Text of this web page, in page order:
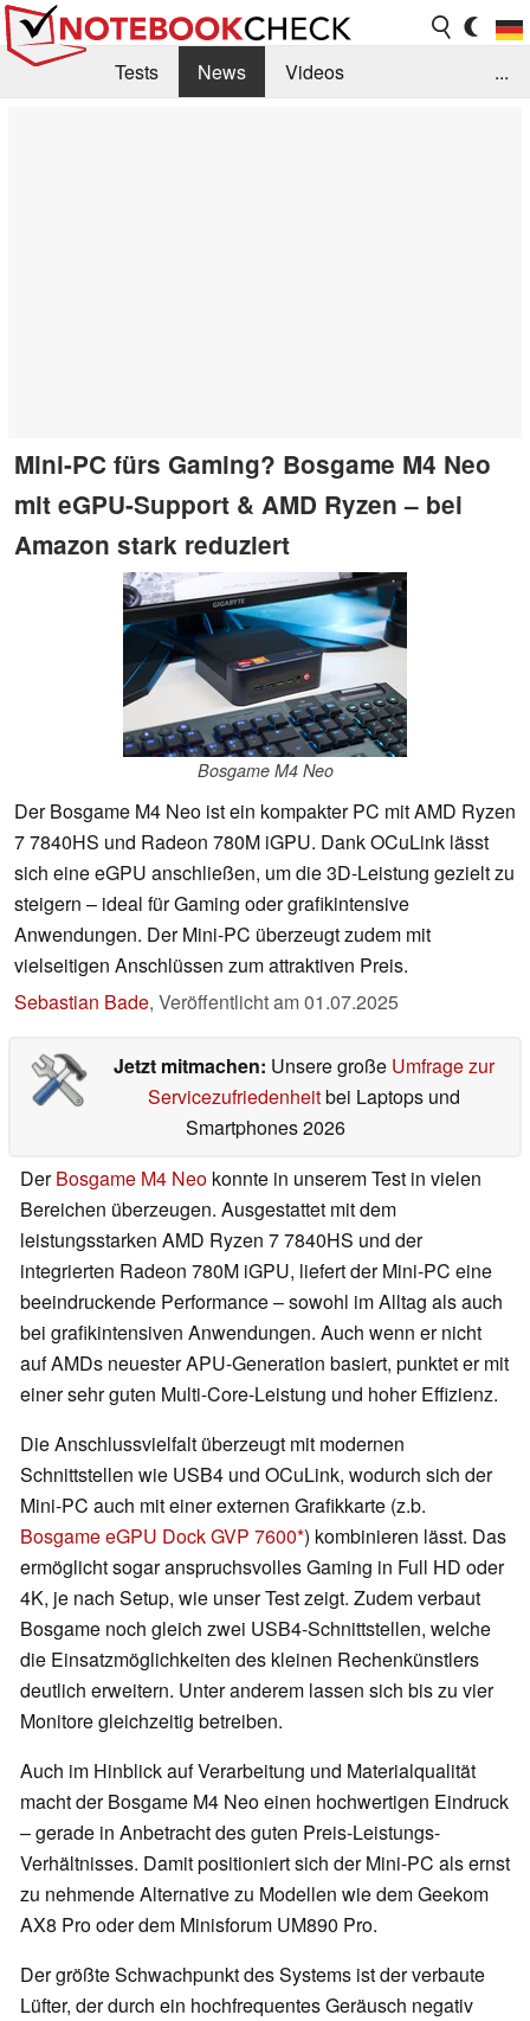
Tests News
Videos
...
Mini-PC fürs Gaming? Bosgame M4 Neo
mit eGPU-Support & AMD Ryzen – bei
Amazon stark reduziert
Bosgame M4 Neo
Der Bosgame M4 Neo ist ein kompakter PC mit AMD Ryzen
7 7840HS und Radeon 780M iGPU. Dank OCuLink lässt
sich eine eGPU anschließen, um die 3D-Leistung gezielt zu
steigern – ideal für Gaming oder grafikintensive
Anwendungen. Der Mini-PC überzeugt zudem mit
vielseitigen Anschlüssen zum attraktiven Preis.
Sebastian Bade, Veröffentlicht am01.07.2025
Jetzt mitmachen: Unsere große Umfrage zur
Servicezufriedenheitbei Laptops und
Smartphones 2026
DerBosgame M4 Neo konnte in unserem Test in vielen
Bereichen überzeugen. Ausgestattet mit dem
leistungsstarken AMD Ryzen 7 7840HS und der
integrierten Radeon 780M iGPU, liefert der Mini-PC eine
beeindruckende Performance – sowohl im Alltag als auch
bei grafikintensiven Anwendungen. Auch wenn er nicht
auf AMDs neuester APU-Generation basiert, punktet er mit
einer sehr guten Multi-Core-Leistung und hoher Effizienz.
Die Anschlussvielfalt überzeugt mit modernen
Schnittstellen wie USB4 und OCuLink, wodurch sich der
Mini-PC auch mit einer externen Grafikkarte (z.b.
Bosgame eGPU Dock GVP 7600 ) kombinieren lässt. Das
ermöglicht sogar anspruchsvolles Gaming in Full HD oder
4K, je nach Setup, wie unser Test zeigt. Zudem verbaut
Bosgame noch gleich zwei USB4-Schnittstellen, welche
die Einsatzmöglichkeiten des kleinen Rechenkünstlers
deutlich erweitern. Unter anderem lassen sich bis zu vier
Monitore gleichzeitig betreiben.
Auch im Hinblick auf Verarbeitung und Materialqualität
macht der Bosgame M4 Neo einen hochwertigen Eindruck
– gerade in Anbetracht des guten Preis-Leistungs-
Verhältnisses. Damit positioniert sich der Mini-PC als ernst
zu nehmende Alternative zu Modellen wie dem Geekom
AX8 Pro oder dem Minisforum UM890 Pro.
Der größte Schwachpunkt des Systems ist der verbaute
Lüfter, der durch ein hochfrequentes Geräusch negativ